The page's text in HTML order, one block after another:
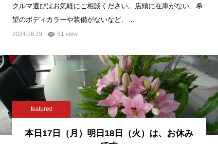
クルマ選びはお気軽にご相談ください。店頭に在庫がない、希
望のボディカラーや装備がないなど、…
2024.06.19 81 view
featured
本日17日（月）明日18日（火）は、お休み